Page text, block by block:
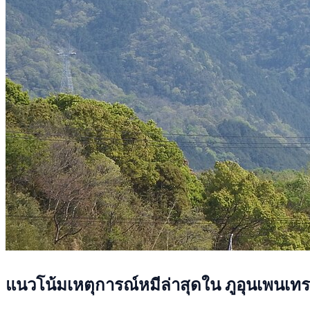
แนวโน้มเหตุการณ์หมีล่าสุดใน ภูอุนเพนเท